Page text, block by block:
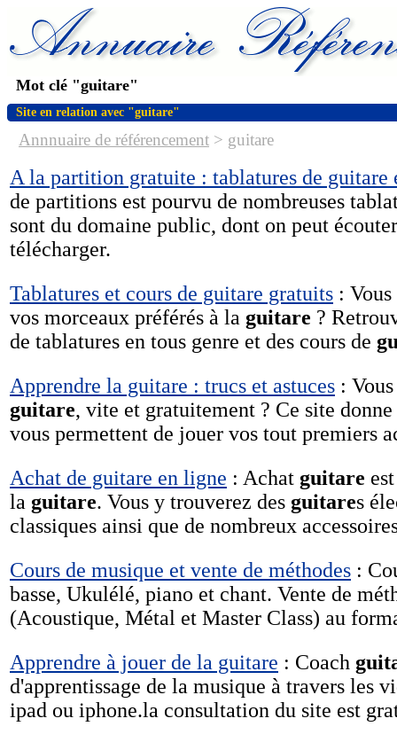
Mot clé "guitare"
Site en relation avec "guitare"
Annnuaire de référencement > guitare
A la partition gratuite : tablatures de guitare
de partitions est pourvu de nombreuses
sont du domaine public, dont on peut
télécharger.
Tablatures et cours de guitare gratuits :
vos morceaux préférés à la guitare ?
de tablatures en tous genre et des cours de
Apprendre la guitare : trucs et astuces :
guitare, vite et gratuitement ? Ce site
vous permettent de jouer vos tout premiers
Achat de guitare en ligne : Achat guitare
la guitare. Vous y trouverez des guitares
classiques ainsi que de nombreux
Cours de musique et vente de méthodes :
basse, Ukulélé, piano et chant. Vente de
(Acoustique, Métal et Master Class) au
Apprendre à jouer de la guitare : Coach
d'apprentissage de la musique à travers les
ipad ou iphone.la consultation du site est